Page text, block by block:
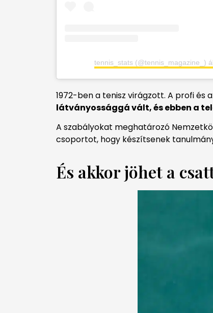
tennis_stats (@tennis_magazine_)
1972-ben a tenisz virágzott. A profi
látványossággá vált, és ebben a
A szabályokat meghatározó
csoportot, hogy készítsenek
És akkor jöhet a